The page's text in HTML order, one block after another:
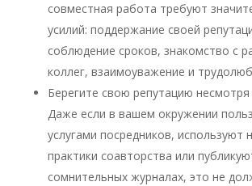
совместная работа требуют
усилий: поддержание своей
соблюдение сроков, знакомство с
коллег, взаимоуважение и
Берегите свою репутацию несмотря
Даже если в вашем окружении
услугами посредников, используют
практики соавторства или
сомнительных журналах, это не